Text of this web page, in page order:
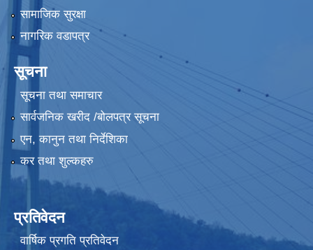
सामाजिक सुरक्षा
नागरिक वडापत्र
सूचना
सूचना तथा समाचार
सार्वजनिक खरीद /बोलपत्र सूचना
एन, कानुन तथा निर्देशिका
कर तथा शुल्कहरु
प्रतिवेदन
वार्षिक प्रगति प्रतिवेदन